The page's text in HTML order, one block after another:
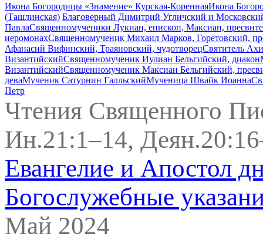
Икона Богородицы «Знамение» Курская-КореннаяИкона
(Ташлинская) Благоверный Димитрий Угличский и
ПавлаСвященномученики Лукиан, епископ, Максиан,
иеромонахСвященномученик Михаил Марков, Горетовский,
Афанасий Вифинский, Траяновский, чудотворецСвятитель
ВизантийскийСвященномученик Иулиан Бельгийский, диакон
ВизантийскийСвященномученик Максиан Бельгийский,
деваМученик Сатурнин ГалльскийМученица Швайк Иоанна
Петр
Чтения Священного
Ин.21:1–14,
Евангелие и Апостол
Богослужебные
Май 2024